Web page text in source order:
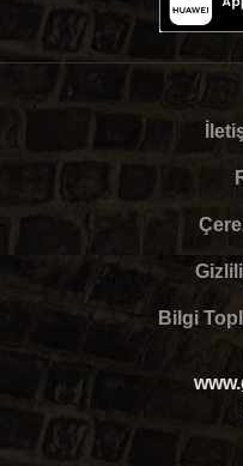
Bilgi